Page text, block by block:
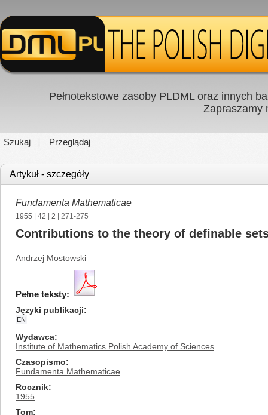
Pełnotekstowe zasoby PLDML oraz innych
Zapraszamy
Szukaj Przeglądaj
Artykuł - szczegóły
Fundamenta Mathematicae
1955 42 2 | 271-275
Contributions to the theory of definable
Andrzej Mostowski
Pełne teksty:
Języki publikacji
EN
Wydawca
Institute of Mathematics Polish Academy of Sciences
Czasopismo
Fundamenta Mathematicae
Rocznik
1955
Tom